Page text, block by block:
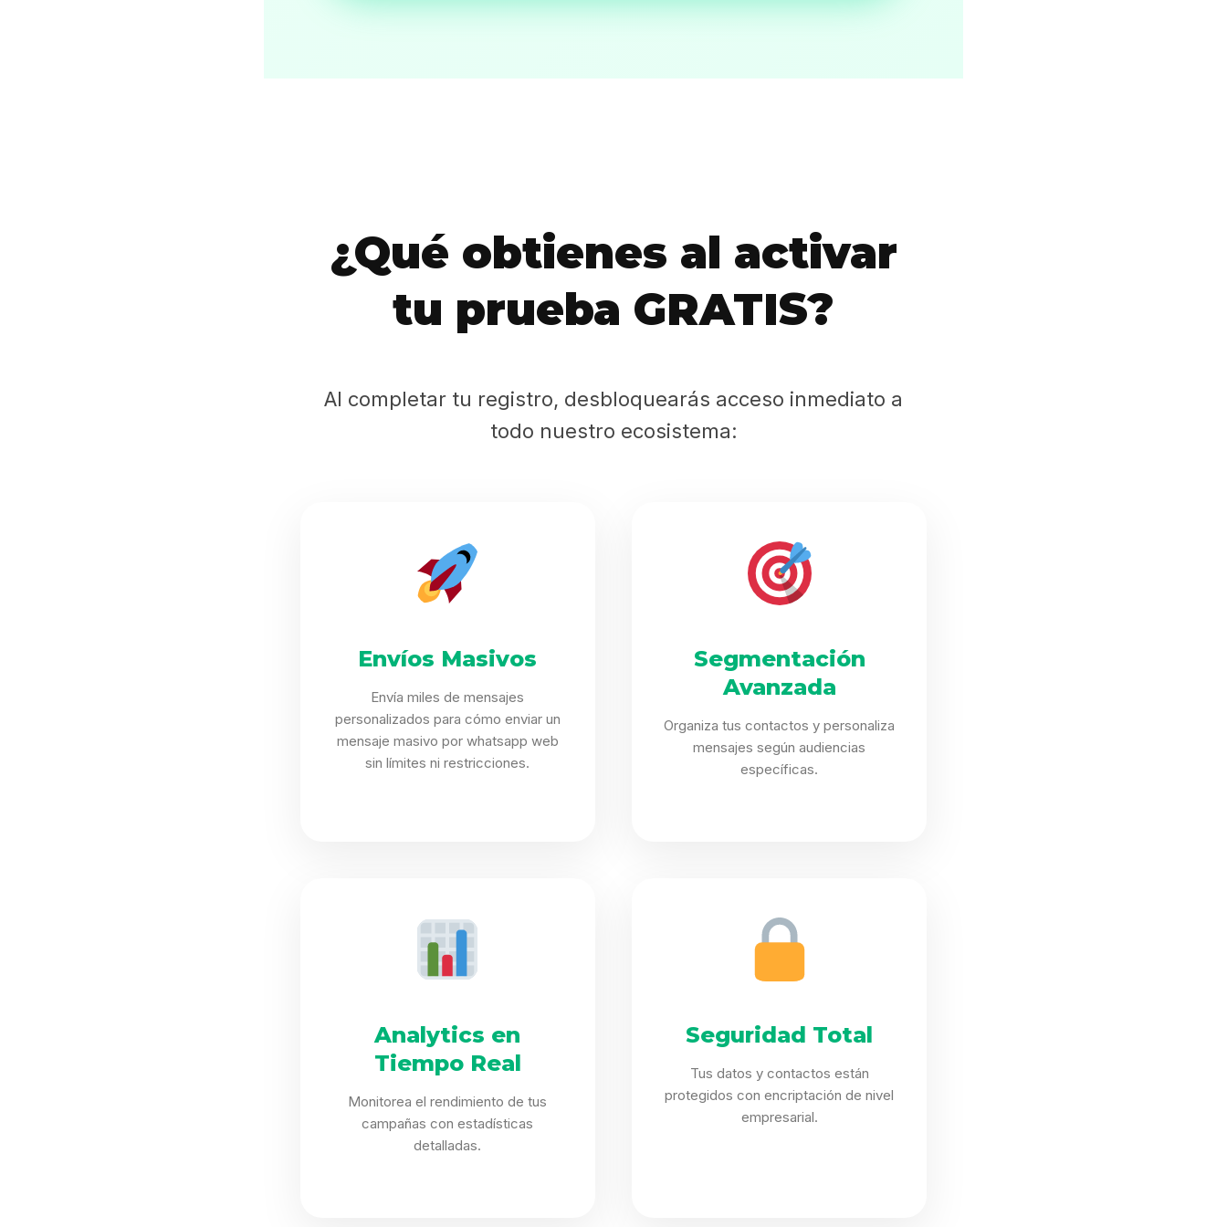
Casting
Search
¿Qué obtienes al activar
tu prueba GRATIS?
Al completar tu registro, desbloquearás acceso inmediato a
todo nuestro ecosistema:
Envíos Masivos
Envía miles de mensajes
personalizados para cómo enviar un
mensaje masivo por whatsapp web
sin límites ni restricciones.
Segmentación
Avanzada
Organiza tus contactos y personaliza
mensajes según audiencias
específicas.
Analytics en
Tiempo Real
Monitorea el rendimiento de tus
campañas con estadísticas
detalladas.
Seguridad Total
Tus datos y contactos están
protegidos con encriptación de nivel
empresarial.